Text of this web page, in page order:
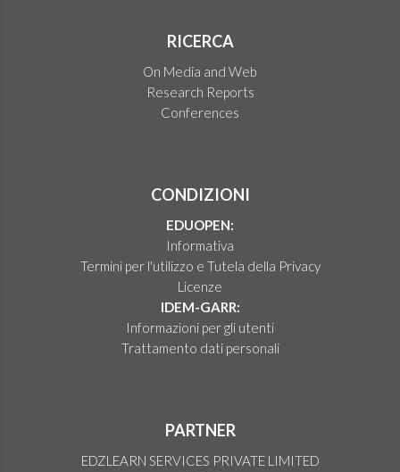
RICERCA
On Media and Web
Research Reports
Conferences
CONDIZIONI
EDUOPEN:
Informativa
Termini per l'utilizzo e Tutela della Privacy
Licenze
IDEM-GARR:
Informazioni per gli utenti
Trattamento dati personali
PARTNER
EDZLEARN SERVICES PRIVATE LIMITED